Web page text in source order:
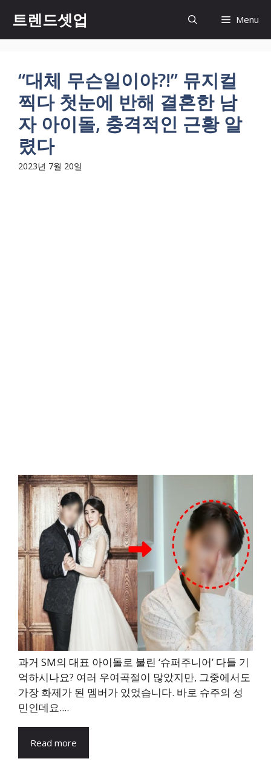
츠
트렌드셋업 Menu
“대체 무슨일이야?!” 뮤지컬
찍다 첫눈에 반해 결혼한 남
자 아이돌, 충격적인 근황 알
렸다
2023년 7월 20일
과거 SM의 대표 아이돌로 불린 ‘슈퍼주니어’ 다들 기
억하시나요? 여러 우여곡절이 많았지만, 그중에서도
가장 화제가 된 멤버가 있었습니다. 바로 슈주의 성
민인데요....
Read more